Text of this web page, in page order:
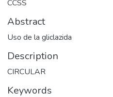
CCSS
Abstract
Uso de la gliclazida
Description
CIRCULAR
Keywords